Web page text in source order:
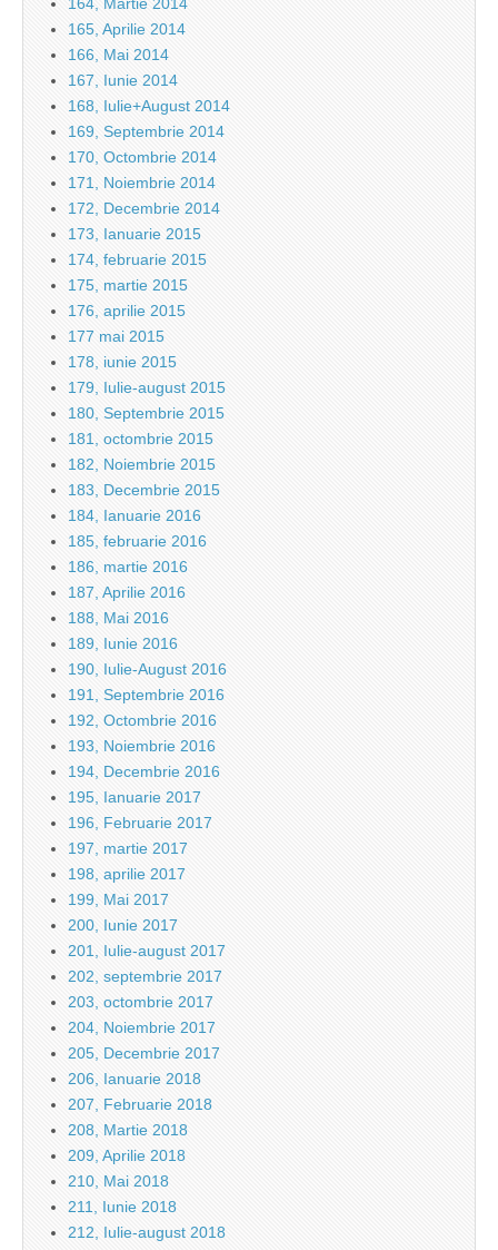
164, Martie 2014
165, Aprilie 2014
166, Mai 2014
167, Iunie 2014
168, Iulie+August 2014
169, Septembrie 2014
170, Octombrie 2014
171, Noiembrie 2014
172, Decembrie 2014
173, Ianuarie 2015
174, februarie 2015
175, martie 2015
176, aprilie 2015
177 mai 2015
178, iunie 2015
179, Iulie-august 2015
180, Septembrie 2015
181, octombrie 2015
182, Noiembrie 2015
183, Decembrie 2015
184, Ianuarie 2016
185, februarie 2016
186, martie 2016
187, Aprilie 2016
188, Mai 2016
189, Iunie 2016
190, Iulie-August 2016
191, Septembrie 2016
192, Octombrie 2016
193, Noiembrie 2016
194, Decembrie 2016
195, Ianuarie 2017
196, Februarie 2017
197, martie 2017
198, aprilie 2017
199, Mai 2017
200, Iunie 2017
201, Iulie-august 2017
202, septembrie 2017
203, octombrie 2017
204, Noiembrie 2017
205, Decembrie 2017
206, Ianuarie 2018
207, Februarie 2018
208, Martie 2018
209, Aprilie 2018
210, Mai 2018
211, Iunie 2018
212, Iulie-august 2018